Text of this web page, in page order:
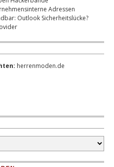
Adressen
Outlook Sicherheitslücke?
herrenmoden.de